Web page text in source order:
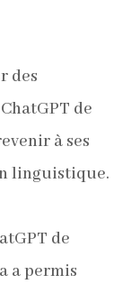
des
de
à ses
linguistique.
de
a permis